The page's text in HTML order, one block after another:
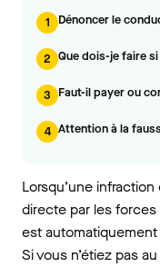
1 Dénoncer le
2 Que dois-je faire
3 Faut-il payer ou
4 Attention à la
Lorsqu’une
directe par les forces
est
Si vous n’étiez pas